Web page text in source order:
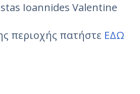
Ioannides Valentine
περιοχής πατήστε ΕΔΩ